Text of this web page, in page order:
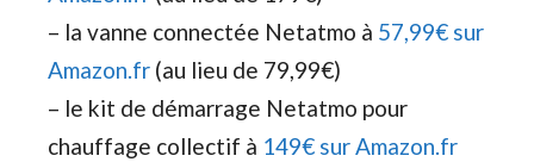
– la vanne connectée Netatmo à 57,99€ sur
Amazon.fr (au lieu de 79,99€)
– le kit de démarrage Netatmo pour
chauffage collectif à 149€ sur Amazon.fr